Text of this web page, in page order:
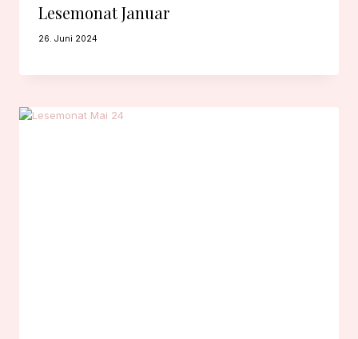
Lesemonat Januar
26. Juni 2024